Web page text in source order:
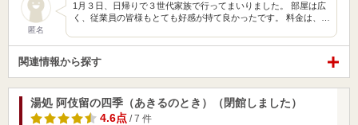
匿名
1月３日、日帰りで３世代家族で行ってまいりました。 部屋は広
く、従業員の皆様もとても好感が持て良かったです。 料金は、…
関連情報から探す
湯処 阿伎留の四季（あきるのとき）（閉館しました）
4.6点 / 7 件